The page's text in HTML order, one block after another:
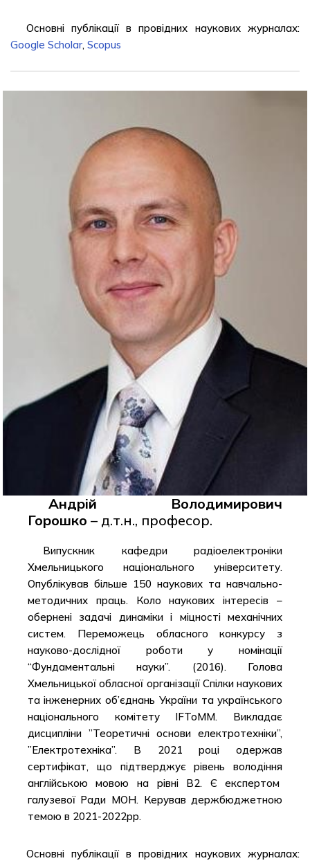
Основні публікації в провідних наукових журналах:
Google Scholar, Scopus
Андрій Володимирович
Горошко – д.т.н., професор.
Випускник кафедри радіоелектроніки
Хмельницького національного університету.
Опублікував більше 150 наукових та навчально-
методичних праць. Коло наукових інтересів –
обернені задачі динаміки і міцності механічних
систем. Переможець обласного конкурсу з
науково-дослідної роботи у номінації
“Фундаментальні науки”. (2016). Голова
Хмельницької обласної організації Спілки наукових
та інженерних об’єднань України та українського
національного комітету IFToMM. Викладає
дисципліни ”Теоретичні основи електротехніки”,
”Електротехніка”. В 2021 році одержав
сертифікат, що підтверджує рівень володіння
англійською мовою на рівні В2. Є експертом
галузевої Ради МОН. Керував держбюджетною
темою в 2021-2022рр.
Основні публікації в провідних наукових журналах: